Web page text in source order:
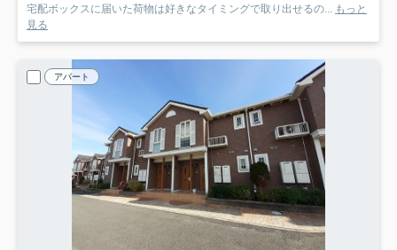
宅配ボックスに届いた荷物は好きなタイミングで取り出せるの...
もっと
見る
アパート